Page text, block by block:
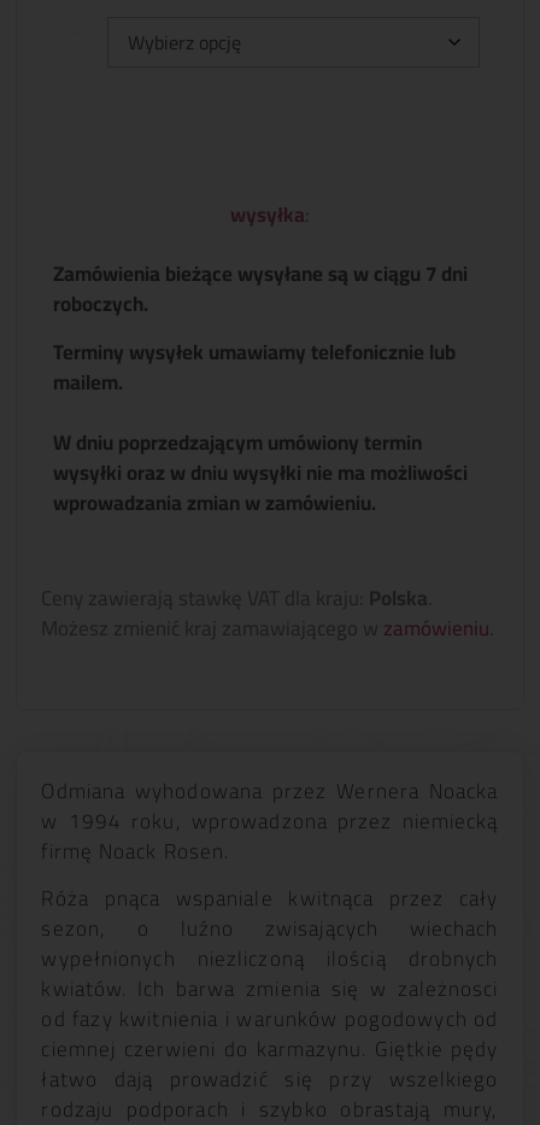
wysyłka:
Zamówienia bieżące wysyłane są w ciągu 7 dni
roboczych.
Terminy wysyłek umawiamy telefonicznie lub
mailem.
W dniu poprzedzającym umówiony termin
wysyłki oraz w dniu wysyłki nie ma możliwości
wprowadzania zmian w zamówieniu.
Ceny zawierają stawkę VAT dla kraju: Polska
Możesz zmienić kraj zamawiającego wzamówieniu
Odmiana wyhodowana przez Wernera Noacka
w 1994 roku, wprowadzona przez niemiecką
firmę Noack Rosen.
Róża pnąca wspaniale kwitnąca przez cały
sezon, o luźno zwisających wiechach
wypełnionych niezliczoną ilością drobnych
kwiatów. Ich barwa zmienia się w zależnosci
od fazy kwitnienia i warunków pogodowych od
ciemnej czerwieni do karmazynu. Giętkie pędy
łatwo dają prowadzić się przy wszelkiego
rodzaju podporach i szybko obrastają mury,